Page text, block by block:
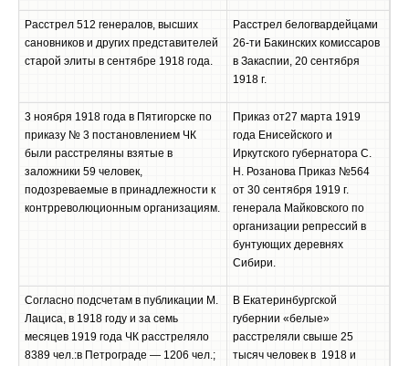
Расстрел 512 генералов, высших
сановников и других представителей
старой элиты в сентябре 1918 года.
Расстрел белогвардейцами
26-ти Бакинских комиссаров
в Закаспии, 20 сентября
1918 г.
3 ноября 1918 года в Пятигорске по
приказу № 3 постановлением ЧК
были расстреляны взятые в
заложники 59 человек,
подозреваемые в принадлежности к
контрреволюционным организациям.
Приказ от27 марта 1919
года Енисейского и
Иркутского губернатора С.
Н. Розанова Приказ №564
от 30 сентября 1919 г.
генерала Майковского по
организации репрессий в
бунтующих деревнях
Сибири.
Согласно подсчетам в публикации М.
Лациса, в 1918 году и за семь
месяцев 1919 года ЧК расстреляло
8389 чел.:в Петрограде — 1206 чел.;
В Екатеринбургской
губернии «белые»
расстреляли свыше 25
тысяч человек в 1918 и